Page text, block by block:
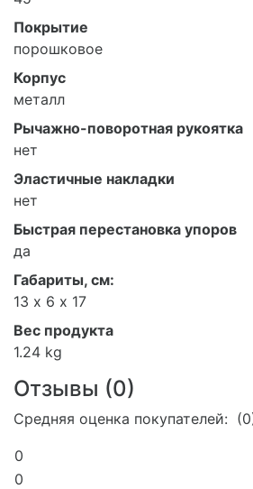
Покрытие
порошковое
Корпус
металл
Рычажно-поворотная рукоятка
нет
Эластичные накладки
нет
Быстрая перестановка упоров
да
Габариты, см:
13 х 6 х 17
Вес продукта
1.24 kg
Отзывы (0)
Средняя оценка покупателей:
0
0